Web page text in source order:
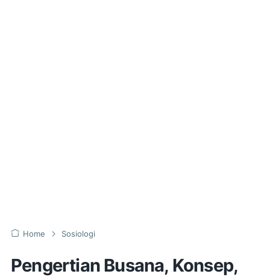
Home Sosiologi
Pengertian Busana, Konsep,